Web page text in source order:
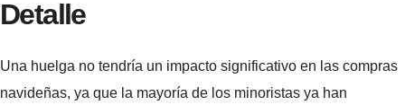
Detalle
Una huelga no tendría un impacto significativo en las compras
navideñas, ya que la mayoría de los minoristas ya han